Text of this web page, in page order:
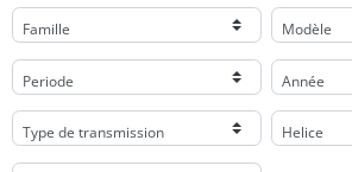
Famille Modèle
Periode Année
Type de transmission Helice